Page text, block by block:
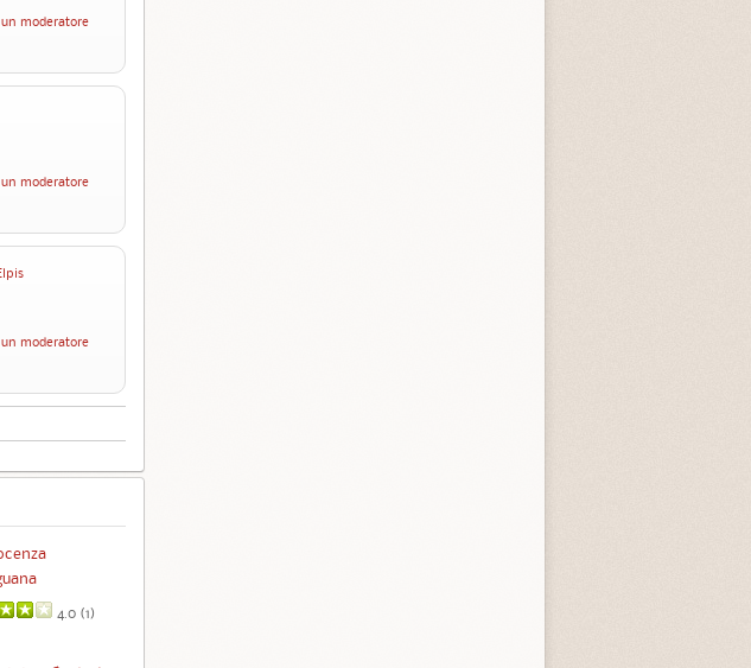
moderatore
moderatore
moderatore
4.0 (1)